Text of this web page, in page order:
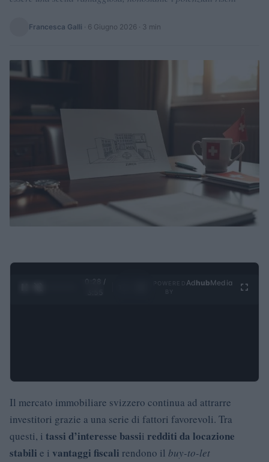
Francesca Galli · 6 Giugno 2026 · 3 min
0:29 /
Ad hubMedia
Il mercato immobiliare svizzero continua ad attrarre
investitori grazie a una serie di fattori favorevoli. Tra
questi, i tassi d’interesse bassii redditi da locazione
stabili e i vantaggi fiscali rendono il buy-to-let